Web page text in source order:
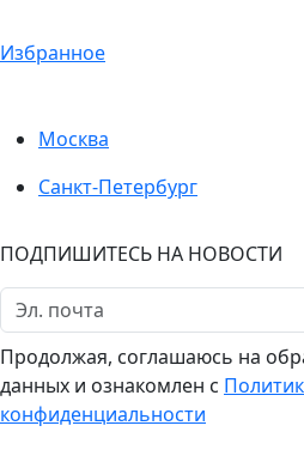
Избранное
Москва
Санкт-Петербург
ПОДПИШИТЕСЬ НА НОВОСТИ
Продолжая, соглашаюсь на
данных и ознакомлен с
конфиденциальности